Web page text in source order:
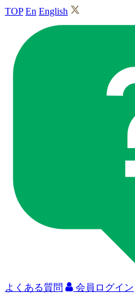
TOP En English
よくある質問 会員ログイン